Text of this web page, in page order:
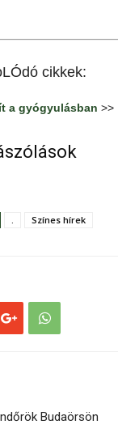
cikkek:
a gyógyulásban >>
. Színes hírek
Budaörsön